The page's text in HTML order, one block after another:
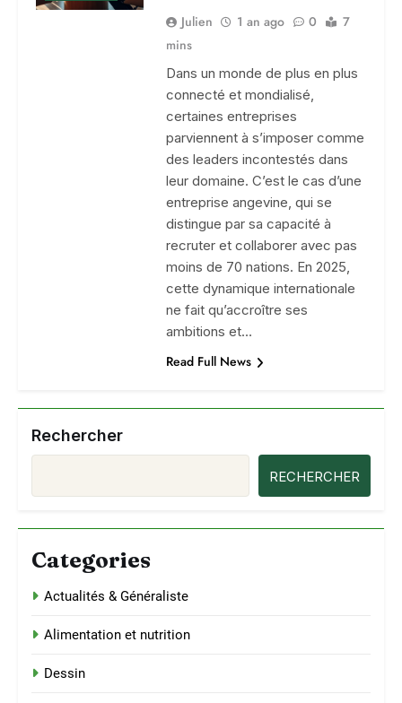
Julien 1 an ago 0
7
mins
Dans un monde de plus en plus
connecté et mondialisé,
certaines entreprises
parviennent à s’imposer comme
des leaders incontestés dans
leur domaine. C’est le cas d’une
entreprise angevine, qui se
distingue par sa capacité à
recruter et collaborer avec pas
moins de 70 nations. En 2025,
cette dynamique internationale
ne fait qu’accroître ses
ambitions et…
Read Full News
Rechercher
RECHERCHER
Categories
Actualités & Généraliste
Alimentation et nutrition
Dessin